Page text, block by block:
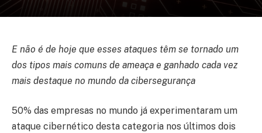
E não é de hoje que esses ataques têm se tornado um
dos tipos mais comuns de ameaça e ganhado cada vez
mais destaque no mundo da cibersegurança
50% das empresas no mundo já experimentaram um
ataque cibernético desta categoria nos últimos dois